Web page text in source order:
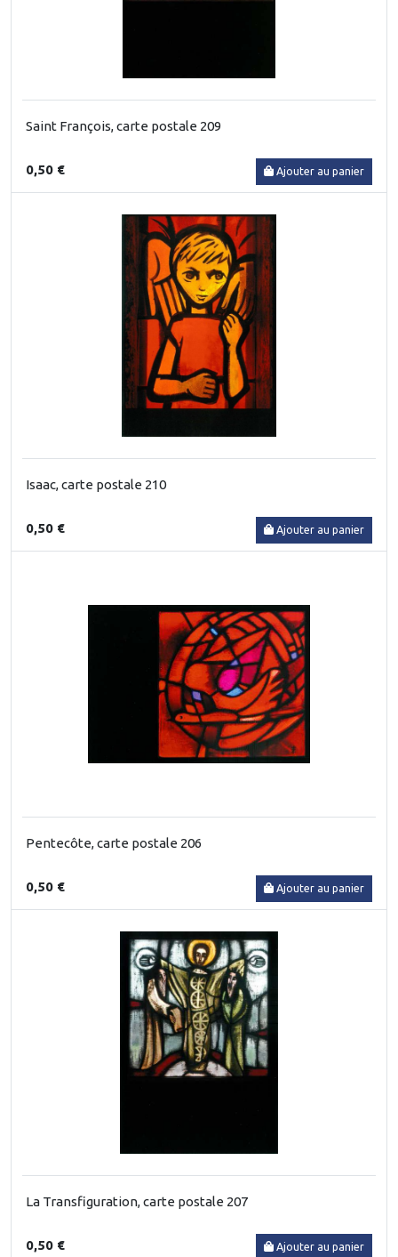
Saint François, carte postale 209
0,50 € Ajouter au panier
Isaac, carte postale 210
0,50 € Ajouter au panier
Pentecôte, carte postale 206
0,50 € Ajouter au panier
La Transfiguration, carte postale 207
0,50 € Ajouter au panier